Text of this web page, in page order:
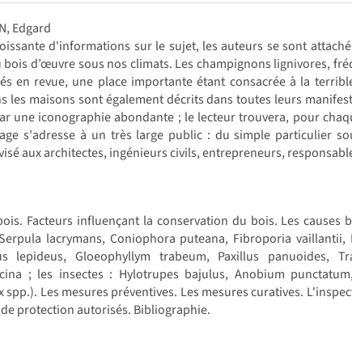
Edgard
d'informations sur le sujet, les auteurs se sont
d’œuvre sous nos climats. Les champignons lignivores,
en revue, une place importante étant consacrée à la
les maisons sont également décrits dans toutes leurs
une iconographie abondante ; le lecteur trouvera, pour
s'adresse à un très large public : du simple particulier
aux architectes, ingénieurs civils, entrepreneurs,
Facteurs influençant la conservation du bois. Les
lacrymans, Coniophora puteana, Fibroporia
lepideus, Gloeophyllym trabeum, Paxillus panuoides,
; les insectes : Hylotrupes bajulus, Anobium
spp.). Les mesures préventives. Les mesures curatives.
protection autorisés. Bibliographie.